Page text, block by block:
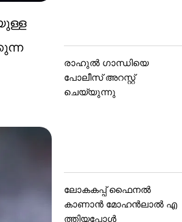
രാഹുൽ ഗാന്ധിയെ
പോലീസ് അറസ്റ്റ്
ചെയ്യുന്നു
ലോകകപ്പ് ഫൈനൽ
കാണാൻ മോഹൻലാൽ എ
ത്തിയപ്പോൾ